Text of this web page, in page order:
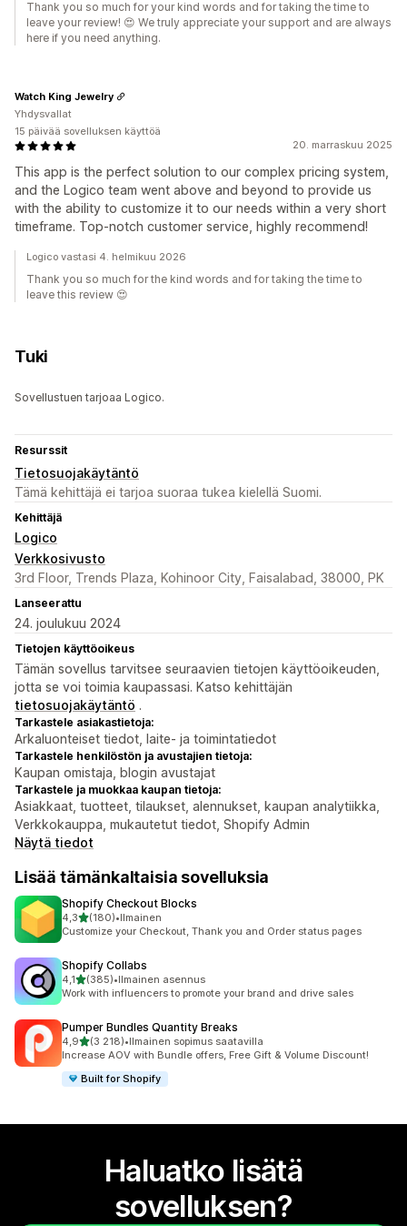
Thank you so much for your kind words and for taking the time to
leave your review! 😍 We truly appreciate your support and are always
here if you need anything.
20. marraskuu 2025
This app is the perfect solution to our complex pricing system,
and the Logico team went above and beyond to provide us
with the ability to customize it to our needs within a very short
timeframe. Top-notch customer service, highly recommend!
Watch King Jewelry
Yhdysvallat
15 päivää sovelluksen käyttöä
Logico vastasi 4. helmikuu 2026
Thank you so much for the kind words and for taking the time to
leave this review 😍
Tuki
Sovellustuen tarjoaa Logico.
Resurssit
Tietosuojakäytäntö
Tämä kehittäjä ei tarjoa suoraa tukea kielellä Suomi.
Kehittäjä
Logico
Verkkosivusto
3rd Floor, Trends Plaza, Kohinoor City, Faisalabad, 38000, PK
Lanseerattu
24. joulukuu 2024
Tietojen käyttöoikeus
Tämän sovellus tarvitsee seuraavien tietojen käyttöoikeuden,
jotta se voi toimia kaupassasi. Katso kehittäjän
tietosuojakäytäntö .
Tarkastele asiakastietoja:
Arkaluonteiset tiedot, laite- ja toimintatiedot
Tarkastele henkilöstön ja avustajien tietoja:
Kaupan omistaja, blogin avustajat
Tarkastele ja muokkaa kaupan tietoja:
Asiakkaat, tuotteet, tilaukset, alennukset, kaupan analytiikka,
Verkkokauppa, mukautetut tiedot, Shopify Admin
Näytä tiedot
Lisää tämänkaltaisia sovelluksia
Shopify Checkout Blocks
4,3/ 5 tähteä
(180)
180 arvostelua yhteensä
•Ilmainen
Customize your Checkout, Thank you and Order status pages
Shopify Collabs
4,1/ 5 tähteä
(385)
385 arvostelua yhteensä
•Ilmainen asennus
Work with influencers to promote your brand and drive sales
Pumper Bundles Quantity Breaks
4,9/ 5 tähteä
(3 218)
3218 arvostelua yhteensä
•Ilmainen sopimus saatavilla
Increase AOV with Bundle offers, Free Gift & Volume Discount!
Built for Shopify
Haluatko lisätä
sovelluksen?